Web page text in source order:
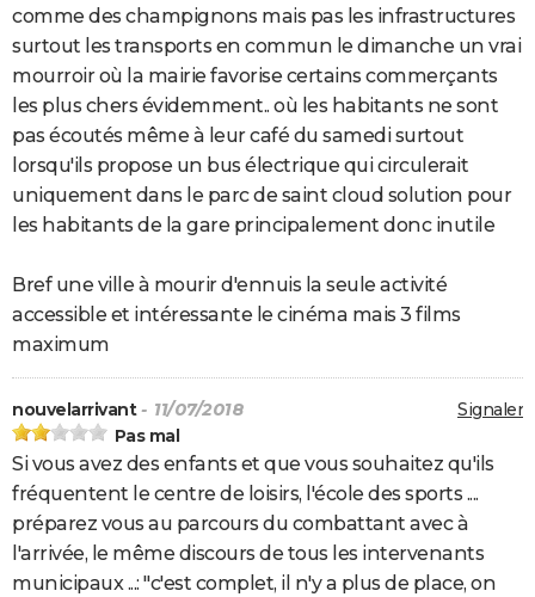
comme des champignons mais pas les infrastructures
surtout les transports en commun le dimanche un vrai
mourroir où la mairie favorise certains commerçants
les plus chers évidemment.. où les habitants ne sont
pas écoutés même à leur café du samedi surtout
lorsqu'ils propose un bus électrique qui circulerait
uniquement dans le parc de saint cloud solution pour
les habitants de la gare principalement donc inutile
Bref une ville à mourir d'ennuis la seule activité
accessible et intéressante le cinéma mais 3 films
maximum
Signaler
nouvelarrivant- 11/07/2018
Pas mal
Si vous avez des enfants et que vous souhaitez qu'ils
fréquentent le centre de loisirs, l'école des sports ....
préparez vous au parcours du combattant avec à
l'arrivée, le même discours de tous les intervenants
municipaux ...: "c'est complet, il n'y a plus de place, on